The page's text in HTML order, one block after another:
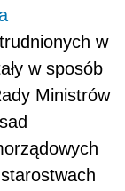
w
w sposób
Ministrów